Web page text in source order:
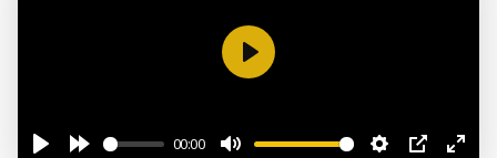
00:00
Reproduzir